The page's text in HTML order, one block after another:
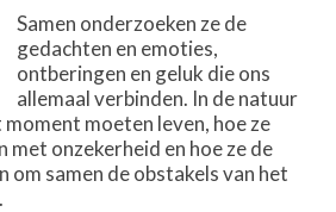
Samen onderzoeken ze de
gedachten en emoties,
ontberingen en geluk die ons
allemaal verbinden. In de natuur
moment moeten leven, hoe ze
met onzekerheid en hoe ze de
om samen de obstakels van het